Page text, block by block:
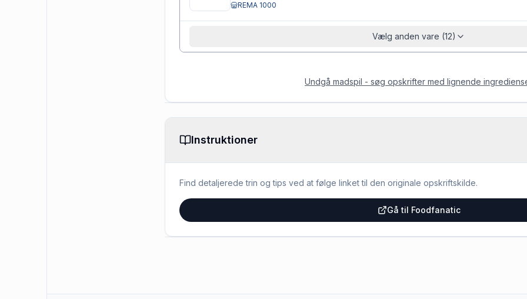
REMA 1000
Vælg anden vare (12)
Undgå madspil - søg opskrifter med lignende
Instruktioner
Find detaljerede trin og tips ved at følge linket til den originale opskriftskilde.
Gå til Foodfanatic